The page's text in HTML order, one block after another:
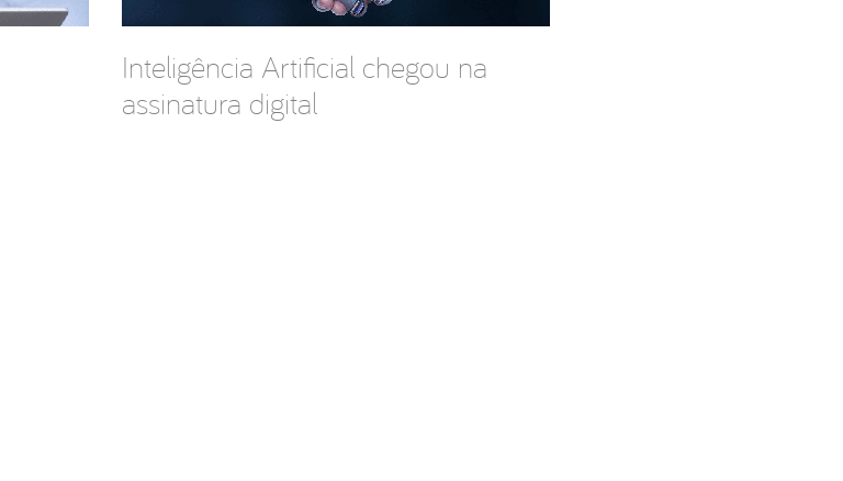
Inteligência Artificial chegou na
assinatura digital